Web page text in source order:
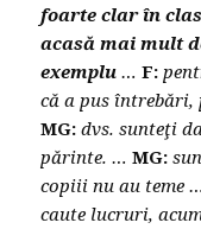
foarte clar în
acasă mai mult
exemplu…F:
că a pus
MG: dvs. sunteţi
părinte. …MG:
copiii nu au teme
caute lucruri,